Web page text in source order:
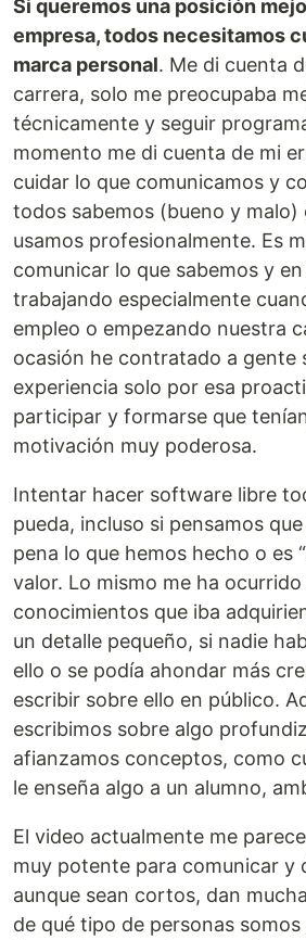
Si queremos una posición
empresa, todos necesitamos
marca personal. Me di cuenta
carrera, solo me preocupaba
técnicamente y seguir
momento me di cuenta de mi
cuidar lo que comunicamos y
todos sabemos (bueno y malo)
usamos profesionalmente. Es
comunicar lo que sabemos y
trabajando especialmente
empleo o empezando nuestra
ocasión he contratado a gente
experiencia solo por esa
participar y formarse que
motivación muy poderosa.
Intentar hacer software libre
pueda, incluso si pensamos
pena lo que hemos hecho o es
valor. Lo mismo me ha
conocimientos que iba
un detalle pequeño, si nadie
ello o se podía ahondar más
escribir sobre ello en público.
escribimos sobre algo
afianzamos conceptos, como
le enseña algo a un alumno,
El video actualmente me
muy potente para comunicar y
aunque sean cortos, dan
de qué tipo de personas